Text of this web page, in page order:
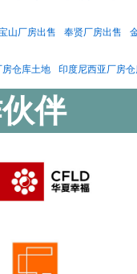
山厂房出售 奉贤厂房出售
房仓库土地 印度尼西亚厂房
伴